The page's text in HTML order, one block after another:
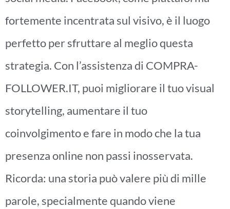
fortemente incentrata sul visivo, è il luogo
perfetto per sfruttare al meglio questa
strategia. Con l’assistenza di COMPRA-
FOLLOWER.IT, puoi migliorare il tuo visual
storytelling, aumentare il tuo
coinvolgimento e fare in modo che la tua
presenza online non passi inosservata.
Ricorda: una storia può valere più di mille
parole, specialmente quando viene